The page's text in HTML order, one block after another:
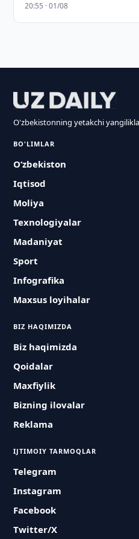
20:55 · 01/08
O'zbekistonning yetakchi
BO'LIMLAR
O‘zbekiston
Iqtisod
Moliya
Texnologiyalar
Madaniyat
Sport
Infografika
Maxsus loyihalar
BIZ HAQIMIZDA
Biz haqimizda
Qoidalar
Maxfiylik
Bizning ilovalar
Reklama
IJTIMOIY TARMOQLAR
Telegram
Instagram
Facebook
Twitter/X